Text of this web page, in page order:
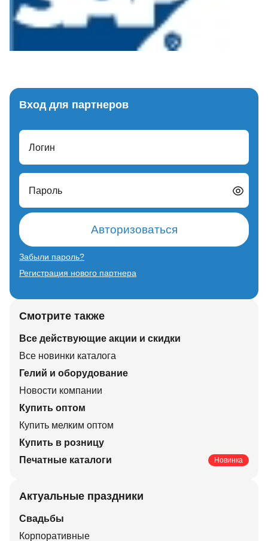
Вход для партнеров
Логин
Пароль
Авторизоваться
Забыли пароль?
Регистрация нового партнера
Смотрите также
Все действующие акции и скидки
Все новинки каталога
Гелий и оборудование
Новости компании
Купить оптом
Купить мелким оптом
Купить в розницу
Печатные каталоги
Новинка
Актуальные праздники
Свадьбы
Корпоративные